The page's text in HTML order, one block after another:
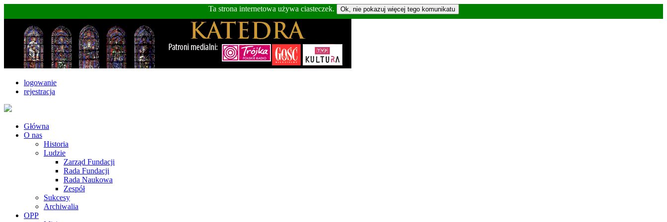
Ta strona internetowa używa ciasteczek.
logowanie
rejestracja
Główna
O nas
Historia
Ludzie
Zarząd Fundacji
Rada Fundacji
Rada Naukowa
Zespół
Sukcesy
Archiwalia
OPP